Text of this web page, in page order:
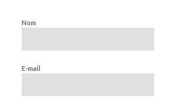
Nom
E-mail